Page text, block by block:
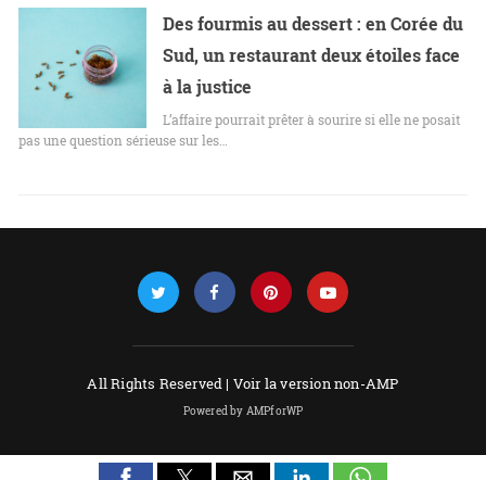
Des fourmis au dessert : en Corée du
Sud, un restaurant deux étoiles face
à la justice
L’affaire pourrait prêter à sourire si elle ne posait
pas une question sérieuse sur les…
All Rights Reserved | Voir la version non-AMP
Powered by AMPforWP